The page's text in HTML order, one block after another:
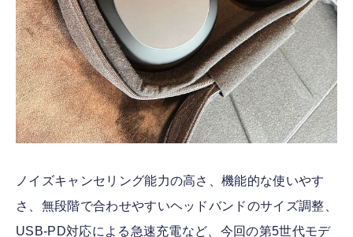
ノイズキャンセリング能力の高さ、機能的な使いやす
さ、無段階で合わせやすいヘッドバンドのサイズ調整、
USB-PD対応による急速充電など、今回の第5世代モデ